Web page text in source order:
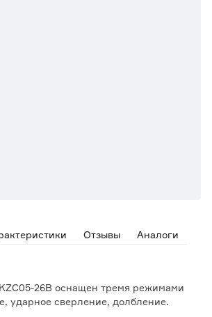
Отзывы Аналоги
26B оснащен тремя режимами
ударное сверление, долбление.